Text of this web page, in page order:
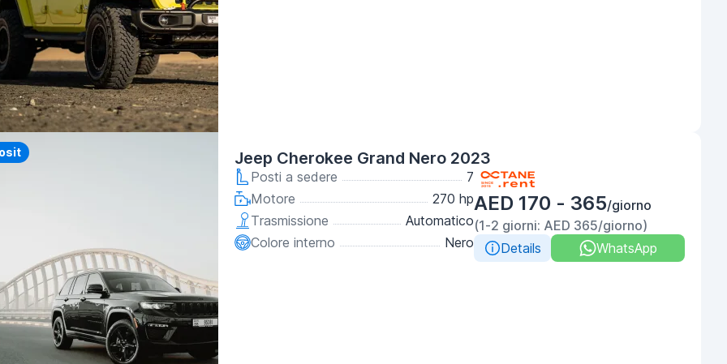
Jeep Cherokee Grand Nero 2023
Posti a sedere
7
Motore
270 hp
Trasmissione
Automatico
Colore interno
Nero
AED 170 - 365/giorno
(1-2 giorni: AED 365/giorno)
Details
WhatsApp